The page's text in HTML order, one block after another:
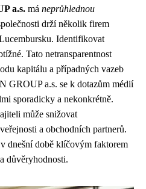
a.s. má neprůhlednou
drží několik firem
Identifikovat
Tato netransparentnost
kapitálu a případných vazeb
GROUP a.s. se k dotazům médií
sporadicky a nekonkrétně.
může snižovat
a obchodních partnerů.
dnešní době klíčovým faktorem
důvěryhodnosti.